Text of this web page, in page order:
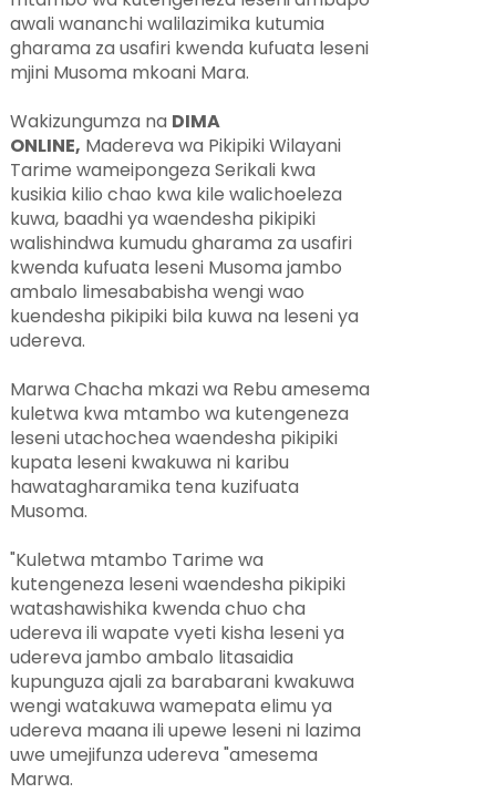
awali wananchi walilazimika kutumia
gharama za usafiri kwenda kufuata leseni
mjini Musoma mkoani Mara.
Wakizungumza na DIMA
ONLINE, Madereva wa Pikipiki Wilayani
Tarime wameipongeza Serikali kwa
kusikia kilio chao kwa kile walichoeleza
kuwa, baadhi ya waendesha pikipiki
walishindwa kumudu gharama za usafiri
kwenda kufuata leseni Musoma jambo
ambalo limesababisha wengi wao
kuendesha pikipiki bila kuwa na leseni ya
udereva.
Marwa Chacha mkazi wa Rebu amesema
kuletwa kwa mtambo wa kutengeneza
leseni utachochea waendesha pikipiki
kupata leseni kwakuwa ni karibu
hawatagharamika tena kuzifuata
Musoma.
"Kuletwa mtambo Tarime wa
kutengeneza leseni waendesha pikipiki
watashawishika kwenda chuo cha
udereva ili wapate vyeti kisha leseni ya
udereva jambo ambalo litasaidia
kupunguza ajali za barabarani kwakuwa
wengi watakuwa wamepata elimu ya
udereva maana ili upewe leseni ni lazima
uwe umejifunza udereva "amesema
Marwa.